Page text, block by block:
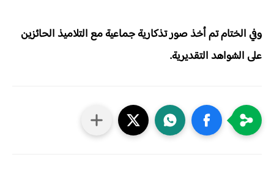
وفي الختام تم أخذ صور تذكارية جماعية مع التلاميذ الحائزين
على الشواهد التقديرية.